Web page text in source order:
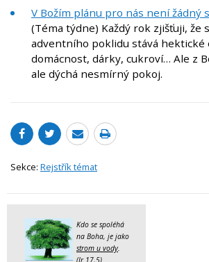
V Božím plánu pro nás není žádný
(Téma týdne) Každý rok zjišťuji, že
adventního poklidu stává hektické
domácnost, dárky, cukroví… Ale z
ale dýchá nesmírný pokoj.
Sekce: Rejstřík témat
Kdo se spoléhá
na Boha, je jako
strom u vody.
(Jr 17,5)